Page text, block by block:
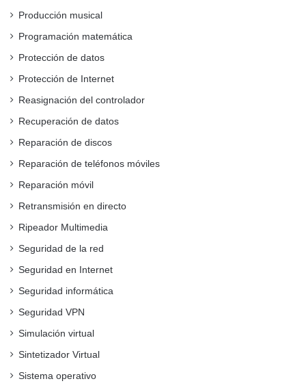
Producción musical
Programación matemática
Protección de datos
Protección de Internet
Reasignación del controlador
Recuperación de datos
Reparación de discos
Reparación de teléfonos móviles
Reparación móvil
Retransmisión en directo
Ripeador Multimedia
Seguridad de la red
Seguridad en Internet
Seguridad informática
Seguridad VPN
Simulación virtual
Sintetizador Virtual
Sistema operativo